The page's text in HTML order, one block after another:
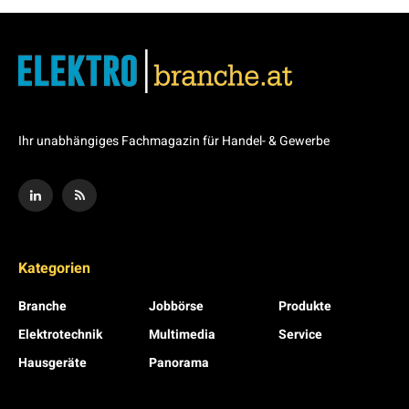
Ihr unabhängiges Fachmagazin für Handel- & Gewerbe
Kategorien
Branche
Elektrotechnik
Hausgeräte
Jobbörse
Multimedia
Panorama
Produkte
Service